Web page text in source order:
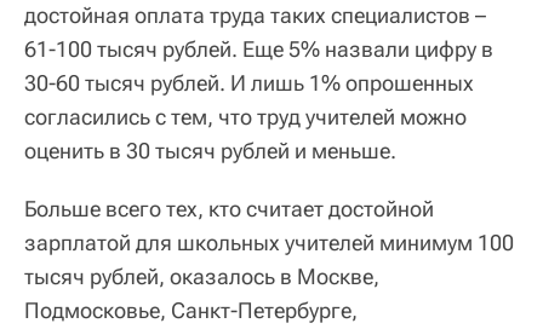
достойная оплата труда таких специалистов –
61-100 тысяч рублей. Еще 5% назвали цифру в
30-60 тысяч рублей. И лишь 1% опрошенных
согласились с тем, что труд учителей можно
оценить в 30 тысяч рублей и меньше.
Больше всего тех, кто считает достойной
зарплатой для школьных учителей минимум 100
тысяч рублей, оказалось в Москве,
Подмосковье, Санкт-Петербурге,